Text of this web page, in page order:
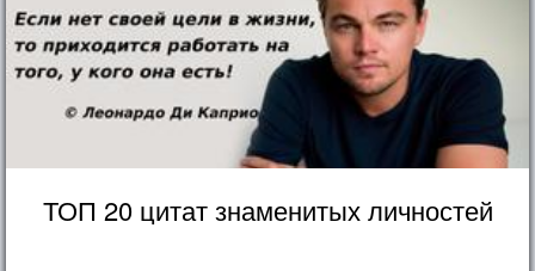
ТОП 20 цитат знаменитых личностей